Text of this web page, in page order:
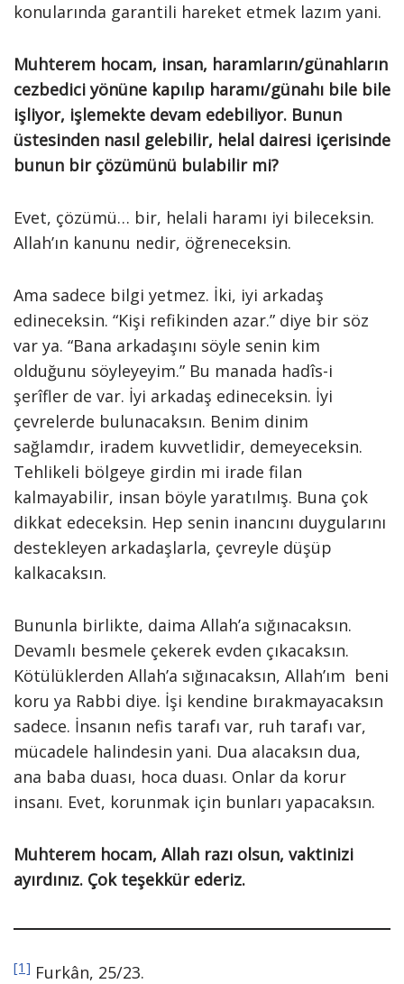
konularında garantili hareket etmek lazım yani.
Muhterem hocam, insan, haramların/günahların
cezbedici yönüne kapılıp haramı/günahı bile bile
işliyor, işlemekte devam edebiliyor. Bunun
üstesinden nasıl gelebilir, helal dairesi içerisinde
bunun bir çözümünü bulabilir mi?
Evet, çözümü… bir, helali haramı iyi bileceksin.
Allah’ın kanunu nedir, öğreneceksin.
Ama sadece bilgi yetmez. İki, iyi arkadaş
edineceksin. “Kişi refikinden azar.” diye bir söz
var ya. “Bana arkadaşını söyle senin kim
olduğunu söyleyeyim.” Bu manada hadîs-i
şerîfler de var. İyi arkadaş edineceksin. İyi
çevrelerde bulunacaksın. Benim dinim
sağlamdır, iradem kuvvetlidir, demeyeceksin.
Tehlikeli bölgeye girdin mi irade filan
kalmayabilir, insan böyle yaratılmış. Buna çok
dikkat edeceksin. Hep senin inancını duygularını
destekleyen arkadaşlarla, çevreyle düşüp
kalkacaksın.
Bununla birlikte, daima Allah’a sığınacaksın.
Devamlı besmele çekerek evden çıkacaksın.
Kötülüklerden Allah’a sığınacaksın, Allah’ım beni
koru ya Rabbi diye. İşi kendine bırakmayacaksın
sadece. İnsanın nefis tarafı var, ruh tarafı var,
mücadele halindesin yani. Dua alacaksın dua,
ana baba duası, hoca duası. Onlar da korur
insanı. Evet, korunmak için bunları yapacaksın.
Muhterem hocam, Allah razı olsun, vaktinizi
ayırdınız. Çok teşekkür ederiz.
[1] Furkân, 25/23.